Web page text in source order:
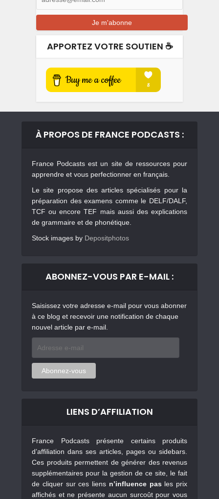
APPORTEZ VOTRE SOUTIEN ☕️
À PROPOS DE FRANCE PODCASTS :
France Podcasts est un site de ressources pour
apprendre et vous perfectionner en français.
Le site propose des articles spécialisés pour la
préparation des examens comme le DELF/DALF,
TCF ou encore TEF mais aussi des explications
de grammaire et de phonétique.
Stock images by Depositphotos
ABONNEZ-VOUS PAR E-MAIL :
Saisissez votre adresse e-mail pour vous abonner
à ce blog et recevoir une notification de chaque
nouvel article par e-mail.
mail
Abonnez-vous
LIENS D’AFFILIATION
France Podcasts présente certains produits
d’affiliation dans ses articles, pages ou sidebars.
Ces produits permettent de générer des revenus
supplémentaires pour la gestion de ce site, le fait
de cliquer sur ces liens n’influence pas les prix
affichés et ne présente aucun surcoût pour vous